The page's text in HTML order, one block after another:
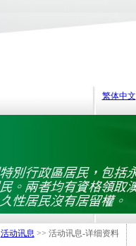
繁体中文
活动讯息 >> 活动讯息-详细资料